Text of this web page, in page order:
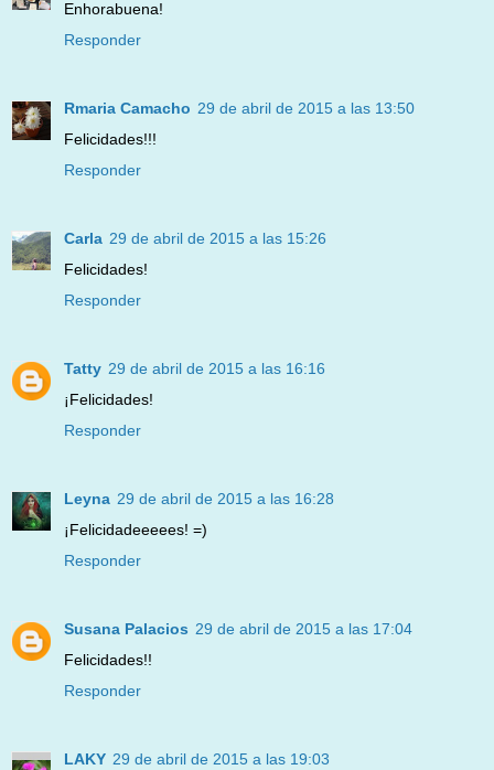
Enhorabuena!
Responder
Rmaria Camacho 29 de abril de 2015 a las 13:50
Felicidades!!!
Responder
Carla 29 de abril de 2015 a las 15:26
Felicidades!
Responder
Tatty 29 de abril de 2015 a las 16:16
¡Felicidades!
Responder
Leyna 29 de abril de 2015 a las 16:28
¡Felicidadeeeees! =)
Responder
Susana Palacios 29 de abril de 2015 a las 17:04
Felicidades!!
Responder
LAKY 29 de abril de 2015 a las 19:03